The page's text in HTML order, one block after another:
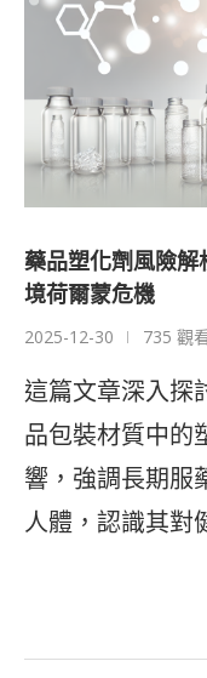
藥品塑化劑風險
境荷爾蒙危機
2025-12-30 735 觀
這篇文章深入探
品包裝材質中的
響，強調長期服
人體，認識其對